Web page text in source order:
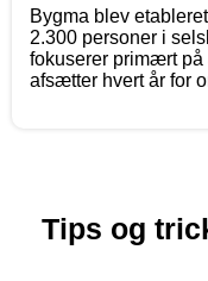
Bygma blev
2.300 personer i
fokuserer primært
afsætter hvert år for
Tips og